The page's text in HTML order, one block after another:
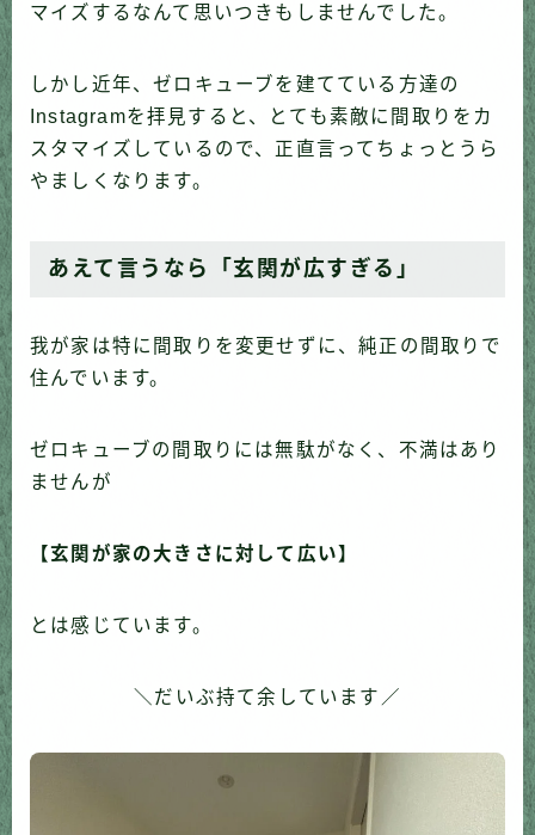
マイズするなんて思いつきもしませんでした。
しかし近年、ゼロキューブを建てている方達の
Instagramを拝見すると、とても素敵に間取りをカ
スタマイズしているので、正直言ってちょっとうら
やましくなります。
あえて言うなら「玄関が広すぎる」
我が家は特に間取りを変更せずに、純正の間取りで
住んでいます。
ゼロキューブの間取りには無駄がなく、不満はあり
ませんが
【玄関が家の大きさに対して広い】
とは感じています。
＼だいぶ持て余しています／